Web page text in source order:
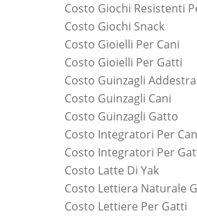
Costo Giochi Resistenti
Costo Giochi Snack
Costo Gioielli Per Cani
Costo Gioielli Per Gatti
Costo Guinzagli
Costo Guinzagli Cani
Costo Guinzagli Gatto
Costo Integratori Per
Costo Integratori Per
Costo Latte Di Yak
Costo Lettiera Naturale
Costo Lettiere Per Gatti